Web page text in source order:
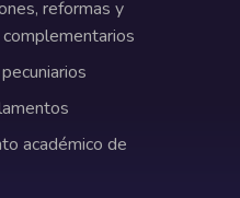
reformas y
académico de